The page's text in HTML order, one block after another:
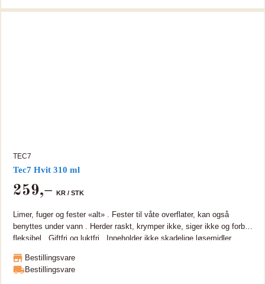
TEC7 fester godt selv om overflaten er fuktig, og kan til og med
TEC7
Tec7 Hvit 310 ml
259,– KR / STK
Limer, fuger og fester «alt» . Fester til våte overflater, kan også
benyttes under vann . Herder raskt, krymper ikke, siger ikke og forblir
fleksibel . Giftfri og luktfri . Inneholder ikke skadelige løsemidler .
brukes som monteringslim, tettemasse eller fugemasse på de fleste
materialer. TEC7 er miljøvennlig og næringsmiddelgodkjent,
Bestillingsvare
Bestillingsvare